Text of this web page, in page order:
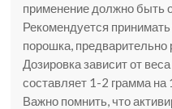
применение должно быть
Рекомендуется
порошка, предварительно
Дозировка зависит от
составляет 1-2 грамма
Важно помнить, что